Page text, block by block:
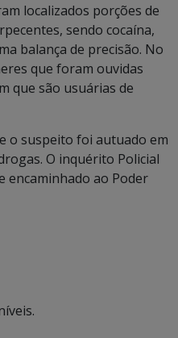
localizados porções de
sendo cocaína,
balança de precisão. No
que foram ouvidas
que são usuárias de
o suspeito foi autuado em
O inquérito Policial
encaminhado ao Poder